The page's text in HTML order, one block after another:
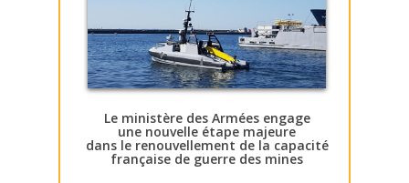
Le ministère des Armées engage
une nouvelle étape majeure
dans le renouvellement de la capacité
française de guerre des mines